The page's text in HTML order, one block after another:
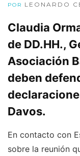
POR LEONARDO
Claudia
de DD.HH.,
Asociación
deben
Davos.
En contacto con
sobre la reunión